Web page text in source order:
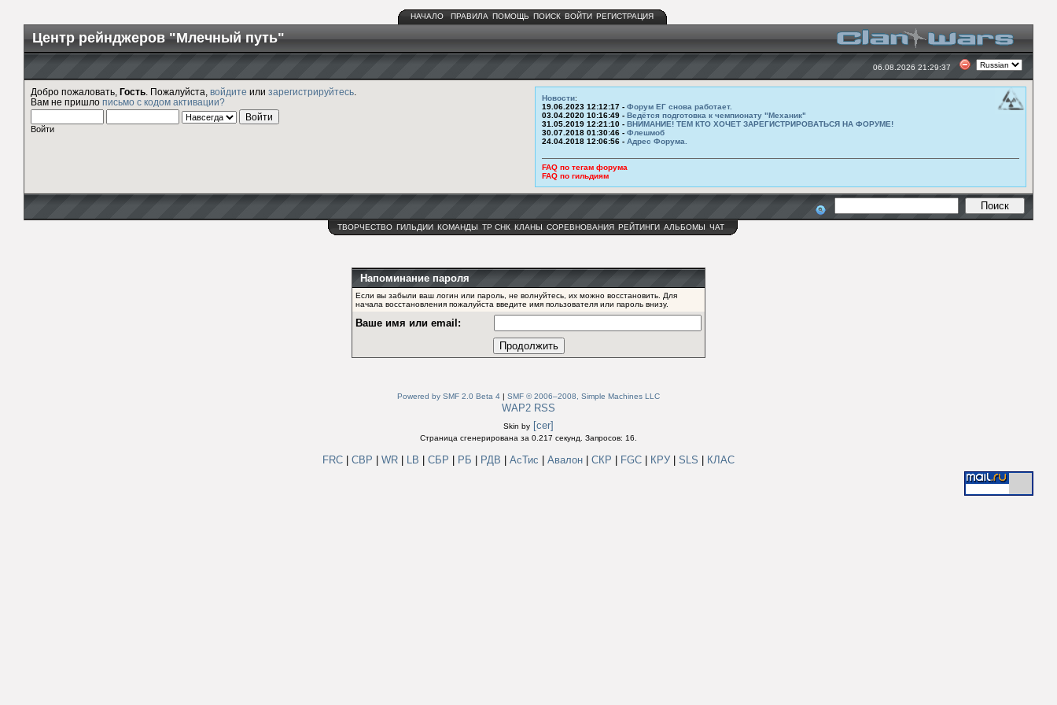
НАЧАЛО ПРАВИЛА ПОМОЩЬ ПОИСК ВОЙТИ РЕГИСТРАЦИЯ
Центр рейнджеров "Млечный путь"
06.08.2026 21:29:37
Добро пожаловать, Гость . Пожалуйста, войдите или зарегистрируйтесь
Вам не пришло письмо с кодом активации?
Войти
Новости:
19.06.2023 12:12:17 - Форум ЕГ снова работает.
03.04.2020 10:16:49 - Ведётся подготовка к чемпионату "Механик"
31.05.2019 12:21:10 - ВНИМАНИЕ! ТЕМ КТО ХОЧЕТ ЗАРЕГИСТРИРОВАТЬСЯ НА ФОРУМЕ!
30.07.2018 01:30:46 - Флешмоб
24.04.2018 12:06:56 - Адрес Форума.
FAQ по тегам форума
FAQ по гильдиям
ТВОРЧЕСТВО ГИЛЬДИИ КОМАНДЫ ТР СНК КЛАНЫ СОРЕВНОВАНИЯ РЕЙТИНГИ АЛЬБОМЫ ЧАТ
Напоминание пароля
Если вы забыли ваш логин или пароль, не волнуйтесь, их можно восстановить. Для
начала восстановления пожалуйста введите имя пользователя или пароль внизу.
Ваше имя или email:
Powered by SMF 2.0 Beta 4 | SMF © 2006–2008, Simple Machines LLC
WAP2 RSS
Skin by [cer]
Страница сгенерирована за 0.217 секунд. Запросов: 16.
FRC СВР WR LB СБР РБ РДВ АсТис Авалон СКР FGC КРУ SLS КЛАС